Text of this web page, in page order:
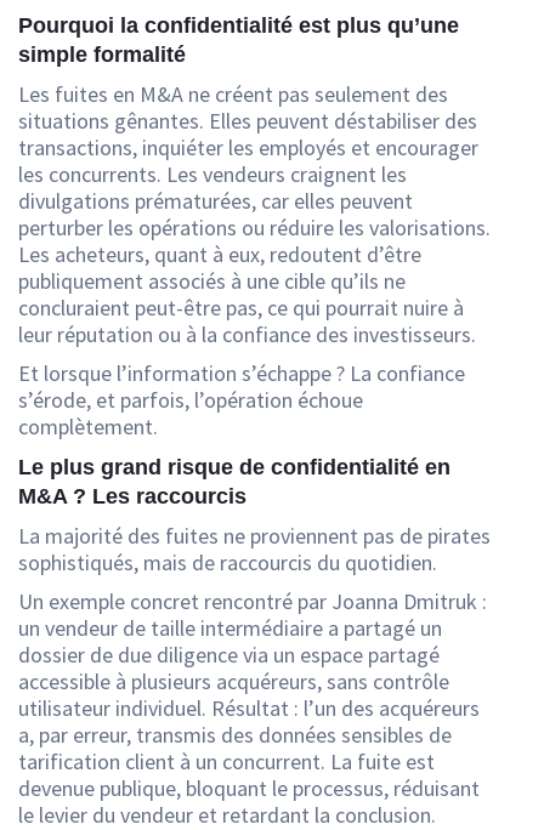
Pourquoi la confidentialité est plus qu’une
simple formalité
Les fuites en M&A ne créent pas seulement des
situations gênantes. Elles peuvent déstabiliser des
transactions, inquiéter les employés et encourager
les concurrents. Les vendeurs craignent les
divulgations prématurées, car elles peuvent
perturber les opérations ou réduire les valorisations.
Les acheteurs, quant à eux, redoutent d’être
publiquement associés à une cible qu’ils ne
concluraient peut-être pas, ce qui pourrait nuire à
leur réputation ou à la confiance des investisseurs.
Et lorsque l’information s’échappe ? La confiance
s’érode, et parfois, l’opération échoue
complètement.
Le plus grand risque de confidentialité en
M&A ? Les raccourcis
La majorité des fuites ne proviennent pas de pirates
sophistiqués, mais de raccourcis du quotidien.
Un exemple concret rencontré par Joanna Dmitruk :
un vendeur de taille intermédiaire a partagé un
dossier de due diligence via un espace partagé
accessible à plusieurs acquéreurs, sans contrôle
utilisateur individuel. Résultat : l’un des acquéreurs
a, par erreur, transmis des données sensibles de
tarification client à un concurrent. La fuite est
devenue publique, bloquant le processus, réduisant
le levier du vendeur et retardant la conclusion.